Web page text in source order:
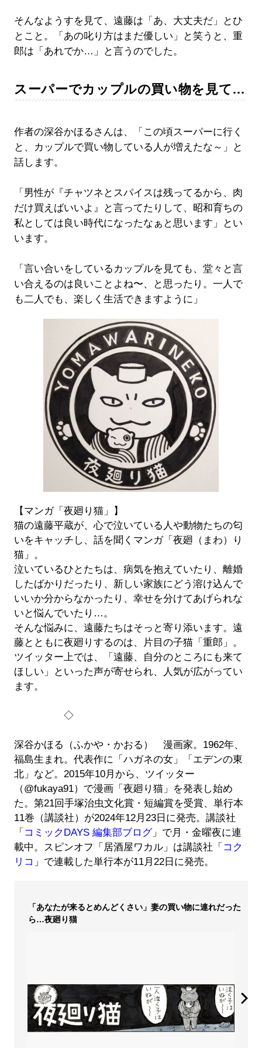
そんなようすを見て、遠藤は「あ、大丈夫だ」とひ
とこと。「あの叱り方はまだ優しい」と笑うと、重
郎は「あれでか…」と言うのでした。
スーパーでカップルの買い物を見て…
作者の深谷かほるさんは、「この頃スーパーに行く
と、カップルで買い物している人が増えたな～」と
話します。
「男性が『チャツネとスパイスは残ってるから、肉
だけ買えばいいよ』と言ってたりして、昭和育ちの
私としては良い時代になったなぁと思います」とい
います。
「言い合いをしているカップルを見ても、堂々と言
い合えるのは良いことよね〜、と思ったり。一人で
も二人でも、楽しく生活できますように」
【マンガ「夜廻り猫」】
猫の遠藤平蔵が、心で泣いている人や動物たちの匂
いをキャッチし、話を聞くマンガ「夜廻（まわ）り
猫」。
泣いているひとたちは、病気を抱えていたり、離婚
したばかりだったり、新しい家族にどう溶け込んで
いいか分からなかったり、幸せを分けてあげられな
いと悩んでいたり…。
そんな悩みに、遠藤たちはそっと寄り添います。遠
藤とともに夜廻りするのは、片目の子猫「重郎」。
ツイッター上では、「遠藤、自分のところにも来て
ほしい」といった声が寄せられ、人気が広がってい
ます。
◇
深谷かほる（ふかや・かおる） 漫画家。1962年、
福島生まれ。代表作に「ハガネの女」「エデンの東
北」など。2015年10月から、ツイッター
（@fukaya91）で漫画「夜廻り猫」を発表し始め
た。第21回手塚治虫文化賞・短編賞を受賞、単行本
11巻（講談社）が2024年12月23日に発売。講談社
「 コミックDAYS 編集部ブログ」で月・金曜夜に連
載中。スピンオフ「居酒屋ワカル」は講談社「 コク
リコ 」で連載した単行本が11月22日に発売。
「あなたが来るとめんどくさい」妻の買い物に連れだった
ら…夜廻り猫